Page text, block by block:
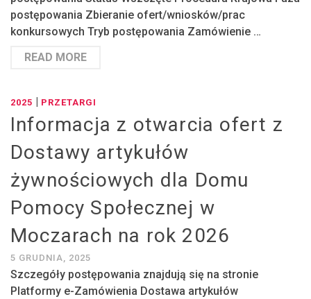
postępowania Zbieranie ofert/wniosków/prac
konkursowych Tryb postępowania Zamówienie …
READ MORE
2025 | PRZETARGI
Informacja z otwarcia ofert z
Dostawy artykułów
żywnościowych dla Domu
Pomocy Społecznej w
Moczarach na rok 2026
5 GRUDNIA, 2025
Szczegóły postępowania znajdują się na stronie
Platformy e-Zamówienia Dostawa artykułów